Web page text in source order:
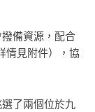
備資源，配合
情見附件），協
了兩個位於九